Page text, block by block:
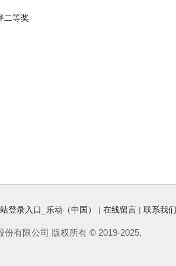
二等奖
登录入口_乐动（中国） | 在线留言 | 联系我们
份有限公司 版权所有 © 2019-2025,